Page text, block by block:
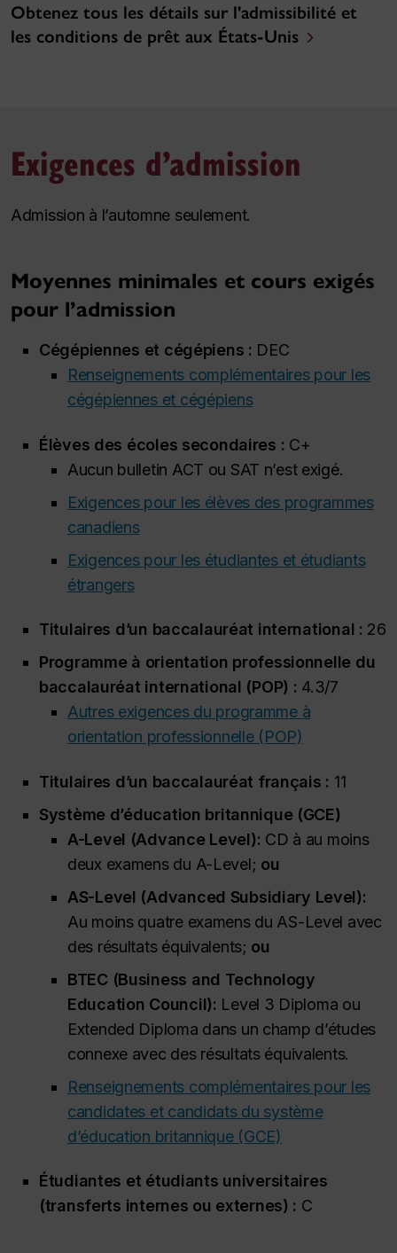
Obtenez tous les détails sur l'admissibilité et
les conditions de prêt aux États-Unis
Exigences d’admission
Admission à l’automne seulement.
Moyennes minimales et cours exigés
pour l’admission
Cégépiennes et cégépiens : DEC
Renseignements complémentaires pour les
cégépiennes et cégépiens
Élèves des écoles secondaires : C+
Aucun bulletin ACT ou SAT n’est exigé.
Exigences pour les élèves des programmes
canadiens
Exigences pour les étudiantes et étudiants
étrangers
Titulaires d’un baccalauréat international : 26
Programme à orientation professionnelle du
baccalauréat international (POP) : 4.3/7
Autres exigences du programme à
orientation professionnelle (POP)
Titulaires d’un baccalauréat français : 11
Système d’éducation britannique (GCE)
A-Level (Advance Level): CD à au moins
deux examens du A-Level; ou
AS-Level (Advanced Subsidiary Level):
Au moins quatre examens du AS-Level avec
des résultats équivalents; ou
BTEC (Business and Technology
Education Council): Level 3 Diploma ou
Extended Diploma dans un champ d’études
connexe avec des résultats équivalents.
Renseignements complémentaires pour les
candidates et candidats du système
d’éducation britannique (GCE)
Étudiantes et étudiants universitaires
(transferts internes ou externes) : C